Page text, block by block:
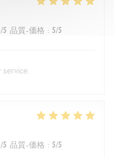
/5 品質-価格 : 5/5
/5 品質-価格 : 5/5